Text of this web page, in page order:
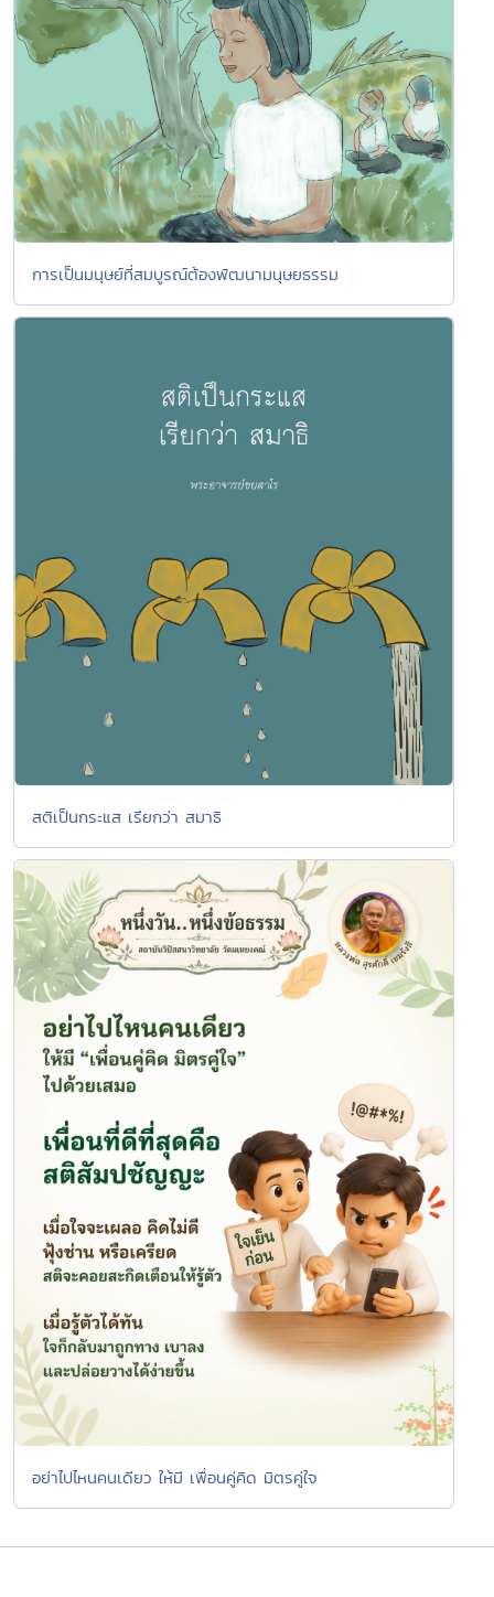
การเป็นมนุษย์ที่สมบูรณ์ต้องพัฒนามนุษยธรรม
สติเป็นกระแส เรียกว่า สมาธิ
อย่าไปไหนคนเดียว ให้มี เพื่อนคู่คิด มิตรคู่ใจ